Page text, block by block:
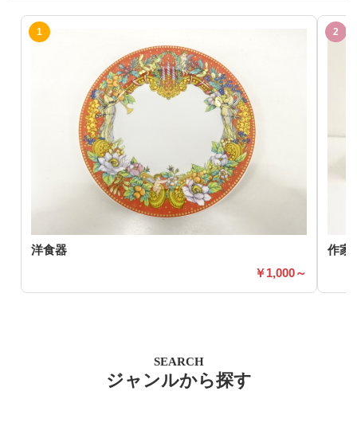
洋食器
1,000～
作家
SEARCH
ジャンルから探す